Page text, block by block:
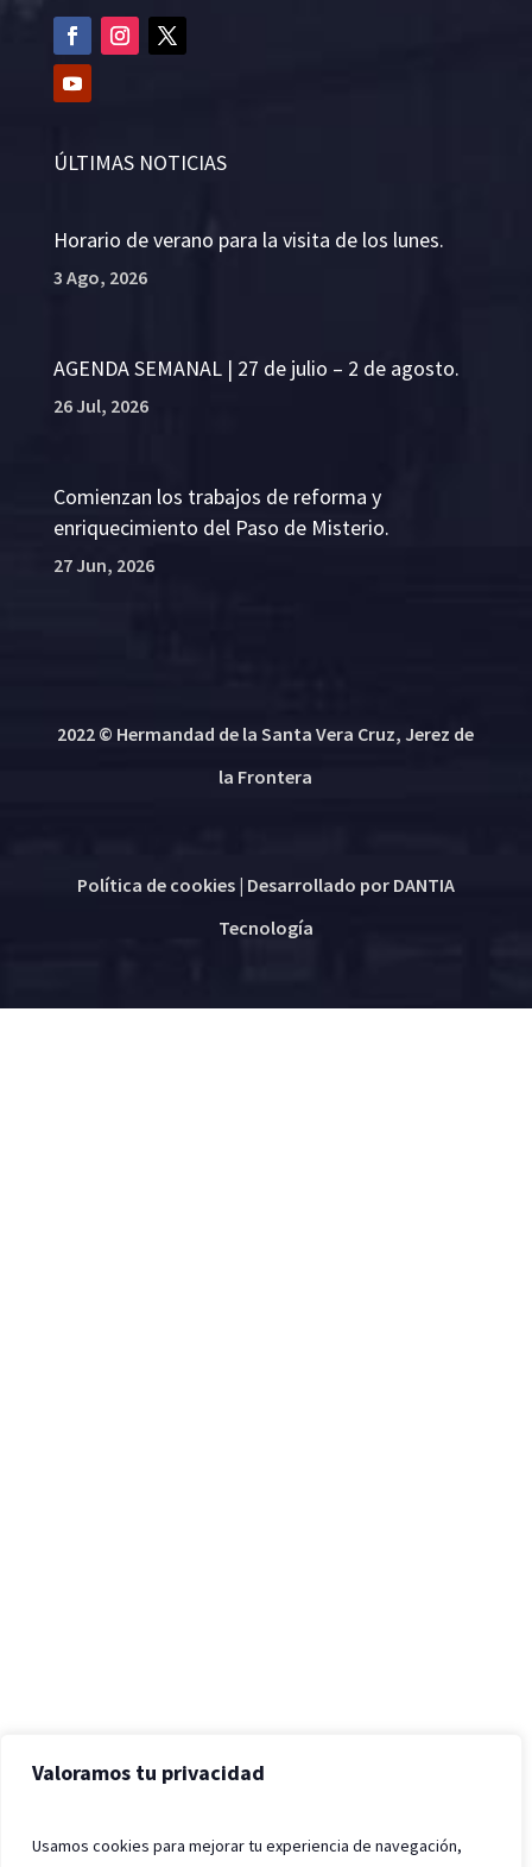
Valoramos tu privacidad
Usamos cookies para mejorar tu experiencia de navegación,
ÚLTIMAS NOTICIAS
Horario de verano para la visita de los lunes.
3 Ago, 2026
AGENDA SEMANAL | 27 de julio – 2 de agosto.
26 Jul, 2026
Comienzan los trabajos de reforma y
enriquecimiento del Paso de Misterio.
27 Jun, 2026
2022 © Hermandad de la Santa Vera Cruz, Jerez de
la Frontera
Política de cookies| Desarrollado por DANTIA
Tecnología